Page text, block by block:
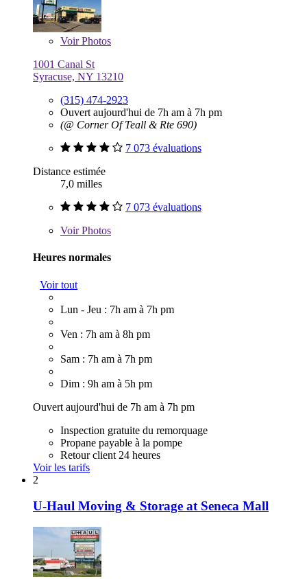
VoirPhotos
1001 Canal St
Syracuse, NY 13210
(315) 474-2923
Ouvert aujourd'hui de 7h am à 7h pm
(@ Corner Of Teall & Rte 690)
7 073 évaluations
Distance estimée
7,0 milles
7 073 évaluations
VoirPhotos
Heures normales
Voir tout
Lun - Jeu : 7h am à 7h pm
Ven : 7h am à 8h pm
Sam : 7h am à 7h pm
Dim : 9h am à 5h pm
Ouvert aujourd'hui de 7h am à 7h pm
Inspection gratuite du remorquage
Propane payable à la pompe
Retour client 24 heures
Voir les tarifs
2
U-Haul Moving & Storage at Seneca Mall